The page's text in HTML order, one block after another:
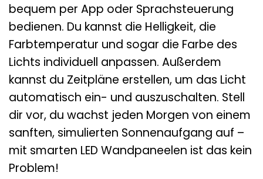
bequem per App oder Sprachsteuerung
bedienen. Du kannst die Helligkeit, die
Farbtemperatur und sogar die Farbe des
Lichts individuell anpassen. Außerdem
kannst du Zeitpläne erstellen, um das Licht
automatisch ein- und auszuschalten. Stell
dir vor, du wachst jeden Morgen von einem
sanften, simulierten Sonnenaufgang auf –
mit smarten LED Wandpaneelen ist das kein
Problem!